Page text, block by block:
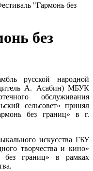
"Гармонь без
без
русской народной
А. Асабин) МБУК
обслуживания
сельсовет» принял
без границ» в г.
искусства ГБУ
творчества и кино»
без границ» в рамках